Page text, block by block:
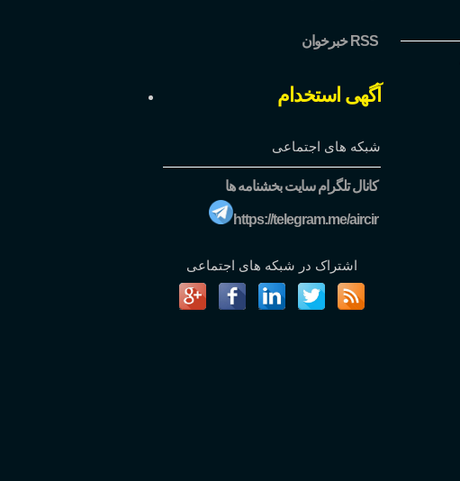
خبرخوان RSS
آگهی استخدام
شبکه های اجتماعی
کانال تلگرام سایت بخشنامه ها
https://telegram.me/aircir
اشتراک در شبکه های اجتماعی